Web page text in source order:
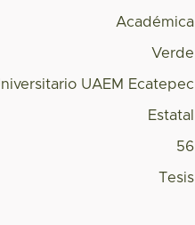
Académica
Verde
UAEM Ecatepec
Estatal
56
Tesis